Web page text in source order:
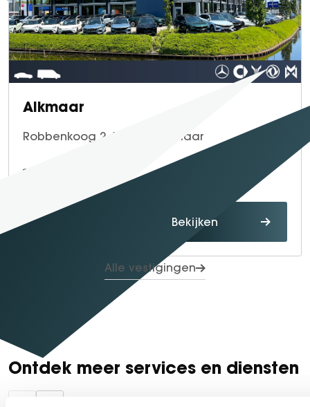
Alkmaar
Robbenkoog 2, 1822 BB Alkmaar
Route Bekijken
Alle vestigingen
Ontdek meer services en diensten